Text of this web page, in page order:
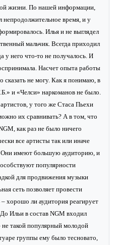
жизни. По нашей информации,
непродолжительное время, и у
Илья и не выглядел
мальчик. Всегда приходил
у него что-то не получалось. И
Насчет опыта работы
не могу. Как я понимаю, в
и «Челси» наркоманов не было.
у того же Стаса Пьехи
их сравнивать? А в том, что
как раз не было ничего
все артисты так или иначе
Они имеют большую аудиторию, и
популярности
для продвижения музыки
сеть позволяет провести
хорошо ли аудитория реагирует
Ильи в состав NGM входил
такой популярный молодой
группы ему было тесновато,